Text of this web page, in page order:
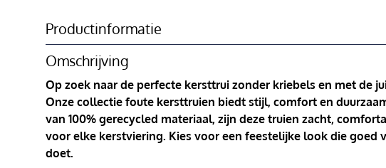
Productinformatie
Omschrijving
Op zoek naar de perfecte kersttrui zonder kriebels en met de
Onze collectie foute kersttruien biedt stijl, comfort en
van 100% gerecycled materiaal, zijn deze truien zacht,
voor elke kerstviering. Kies voor een feestelijke look die goed
doet.